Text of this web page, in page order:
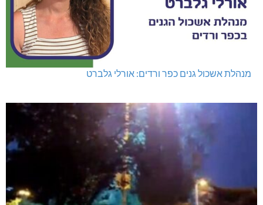
מנהלת אשכול גנים כפר ורדים: אורלי גלברט